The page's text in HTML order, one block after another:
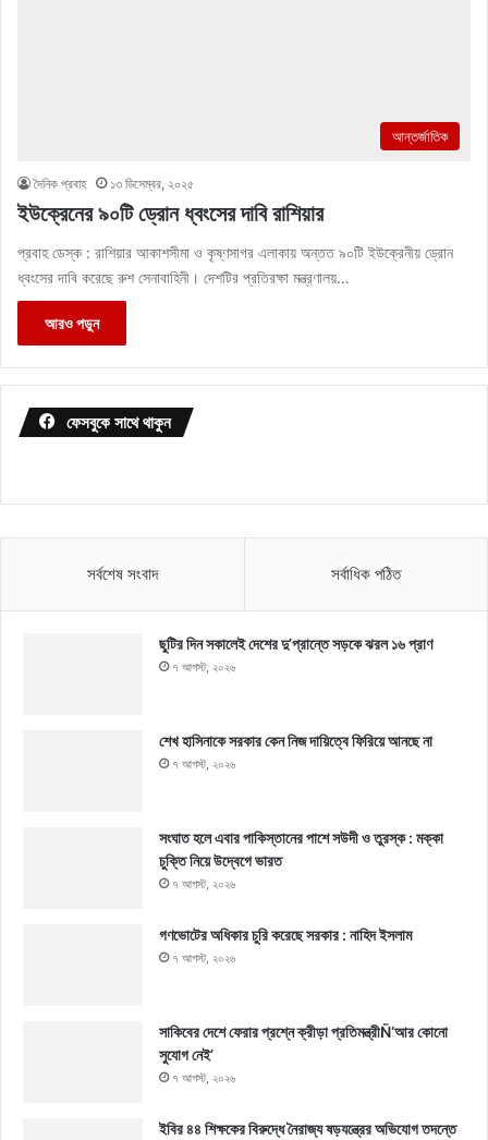
আন্তর্জাতিক
দৈনিক প্রবাহ ১৩ ডিসেম্বর, ২০২৫
ইউক্রেনের ৯০টি ড্রোন ধ্বংসের দাবি রাশিয়ার
প্রবাহ ডেস্ক : রাশিয়ার আকাশসীমা ও কৃষ্ণসাগর এলাকায় অন্তত ৯০টি ইউক্রেনীয় ড্রোন
ধ্বংসের দাবি করেছে রুশ সেনাবাহিনী। দেশটির প্রতিরক্ষা মন্ত্রণালয়…
আরও পড়ুন
ফেসবুকে সাথে থাকুন
সর্বশেষ সংবাদ সর্বাধিক পঠিত
ছুটির দিন সকালেই দেশের দু’প্রান্তে সড়কে ঝরল ১৬ প্রাণ
৭ আগস্ট, ২০২৬
শেখ হাসিনাকে সরকার কেন নিজ দায়িত্বে ফিরিয়ে আনছে না
৭ আগস্ট, ২০২৬
সংঘাত হলে এবার পাকিস্তানের পাশে সউদী ও তুরস্ক : মক্কা
চুক্তি নিয়ে উদ্বেগে ভারত
৭ আগস্ট, ২০২৬
গণভোটের অধিকার চুরি করেছে সরকার : নাহিদ ইসলাম
৭ আগস্ট, ২০২৬
সাকিবের দেশে ফেরার প্রশ্নে ক্রীড়া প্রতিমন্ত্রীÑ‘আর কোনো
সুযোগ নেই’
৭ আগস্ট, ২০২৬
ইবির ৪৪ শিক্ষকের বিরুদ্ধে নৈরাজ্য ষড়যন্ত্রের অভিযোগ তদন্তে